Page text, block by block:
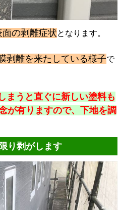
の剥離症状となります。
剥離を来たしている様子で
まうと直ぐに新しい塗料も
が有りますので、下地を調
り剥がします